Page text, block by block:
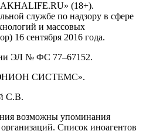
(18+).
службе по надзору в сфере
и массовых
16 сентября 2016 года.
ЭЛ № ФС 77–67152.
СИСТЕМС».
С.В.
возможны упоминания
Список иноагентов